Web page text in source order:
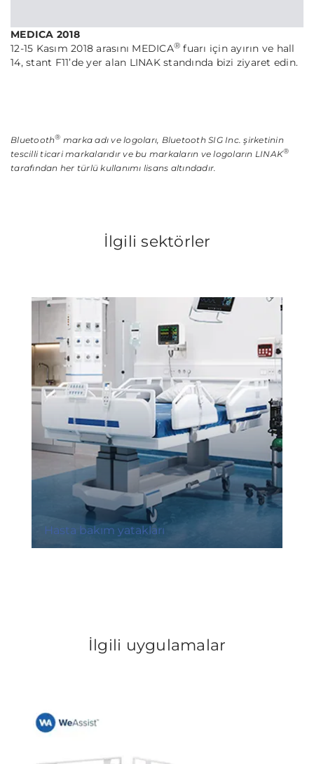
MEDICA 2018
12-15 Kasım 2018 arasını MEDICA® fuarı için ayırın ve hall
14, stant F11’de yer alan LINAK standında bizi ziyaret edin.
Bluetooth® marka adı ve logoları, Bluetooth SIG Inc. şirketinin
tescilli ticari markalarıdır ve bu markaların ve logoların LINAK®
tarafından her türlü kullanımı lisans altındadır.
İlgili sektörler
Hasta bakım yatakları
İlgili uygulamalar